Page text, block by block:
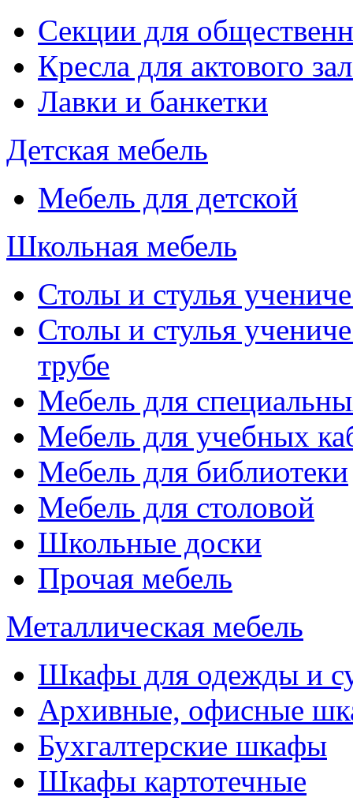
Секции для
Кресла для актового
Лавки и банкетки
Детская мебель
Мебель для детской
Школьная мебель
Столы и стулья
Столы и стулья
трубе
Мебель для
Мебель для учебных
Мебель для библиотеки
Мебель для столовой
Школьные доски
Прочая мебель
Металлическая мебель
Шкафы для одежды и
Архивные, офисные
Бухгалтерские шкафы
Шкафы картотечные